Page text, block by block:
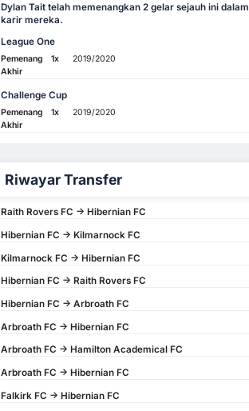
Dylan Tait telah memenangkan 2 gelar sejauh ini dalam
karir mereka.
League One
Pemenang
Akhir
1x 2019/2020
Challenge Cup
Pemenang
Akhir
1x 2019/2020
Riwayar Transfer
Raith Rovers FC -> Hibernian FC
Hibernian FC -> Kilmarnock FC
Kilmarnock FC -> Hibernian FC
Hibernian FC -> Raith Rovers FC
Hibernian FC -> Arbroath FC
Arbroath FC -> Hibernian FC
Arbroath FC -> Hamilton Academical FC
Arbroath FC -> Hibernian FC
Falkirk FC -> Hibernian FC